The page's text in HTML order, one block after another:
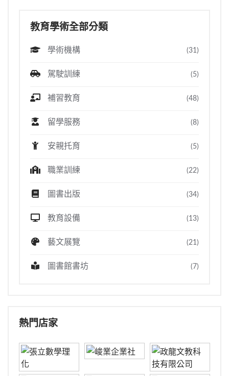
教育學術全部分類
學術機構 (31)
駕駛訓練 (5)
補習教育 (48)
留學服務 (8)
安親托育 (5)
職業訓練 (22)
圖書出版 (34)
教育設備 (13)
藝文展覽 (21)
圖書館書坊 (7)
熱門店家